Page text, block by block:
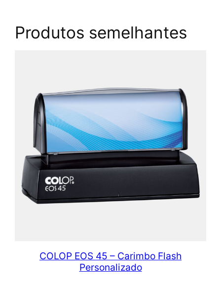
Produtos semelhantes
COLOP EOS 45 – Carimbo Flash
Personalizado